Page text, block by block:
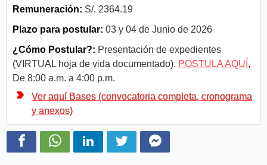
Remuneración: S/. 2364.19
Plazo para postular: 03 y 04 de Junio de 2026
¿Cómo Postular?: Presentación de expedientes
(VIRTUAL hoja de vida documentado). POSTULA AQUÍ ,
De 8:00 a.m. a 4:00 p.m.
Ver aquí Bases (convocatoria completa, cronograma
y anexos)